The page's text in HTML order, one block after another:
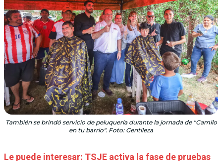
También se brindó servicio de peluquería durante la jornada de "Camilo
en tu barrio". Foto: Gentileza
Le puede interesar: TSJE activa la fase de pruebas